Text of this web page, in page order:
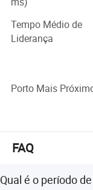
Hungria, Áustria,
Inglaterra, Polônia,
Noruega, Arábia
Tailândia,
elogios calorosos
Nos primeiros dias
de cooperação
Sichuan de
reunir os
equipe elite de
Academia de
Tempo Médio de
Liderança
Porto Mais
FAQ
Qual é o período